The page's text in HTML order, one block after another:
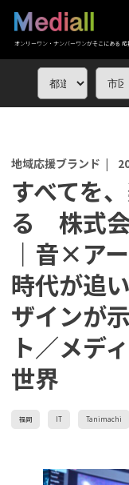
オンリーワン・ナンバーワンがそこにある
地域応援ブランド |
すべてを
る 株式
｜音×ア
時代が追
ザインが
ト／メデ
世界
福岡 IT Tanimachi